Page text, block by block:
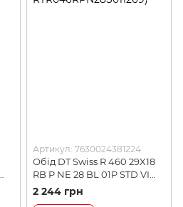
Артикул: 7630024381224
Обід DT Swiss R 460 29X18
RB P NE 28 BL 01P STD VI
(DTSW
RTR046RPN28S011269)
2 244 грн